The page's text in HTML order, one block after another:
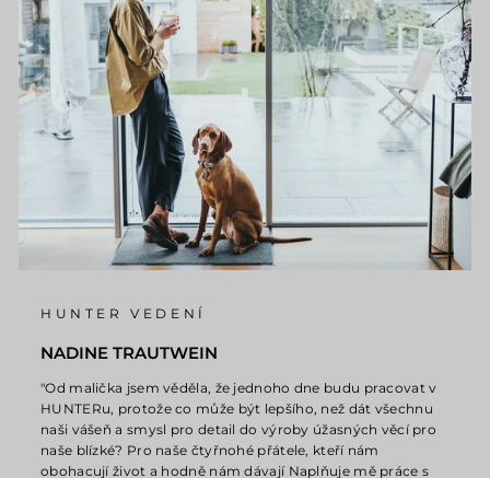
HUNTER VEDENÍ
NADINE TRAUTWEIN
"Od malička jsem věděla, že jednoho dne budu pracovat v
HUNTERu, protože co může být lepšího, než dát všechnu
naši vášeň a smysl pro detail do výroby úžasných věcí pro
naše blízké? Pro naše čtyřnohé přátele, kteří nám
obohacují život a hodně nám dávají Naplňuje mě práce s